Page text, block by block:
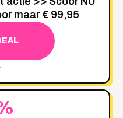
maar € 99,95